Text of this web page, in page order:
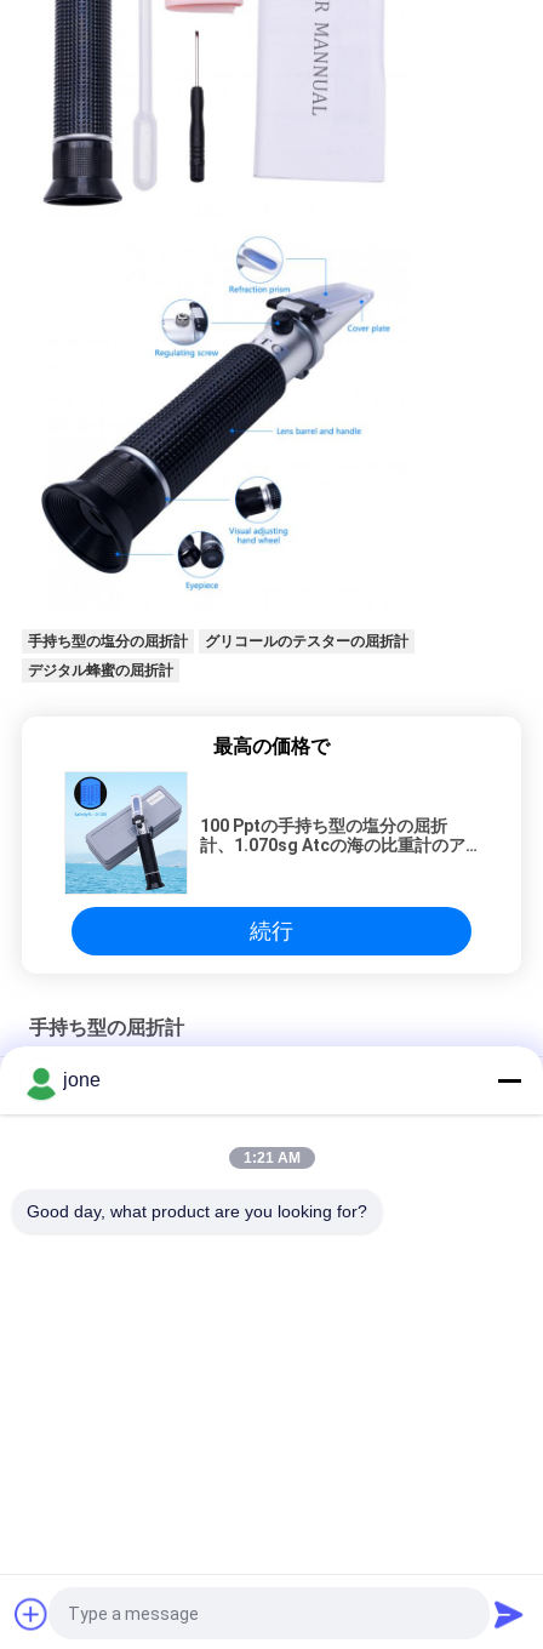
手持ち型の塩分の屈折計
グリコールのテスターの屈折計
デジタル蜂蜜の屈折計
最高の価格で
100 Pptの手持ち型の塩分の屈折
計、1.070sg Atcの海の比重計のア
続行
手持ち型の屈折計
セリウムの海水20°C ATCデジタルの塩分の屈折計
jone
1:21 AM
Good day, what product are you looking for?